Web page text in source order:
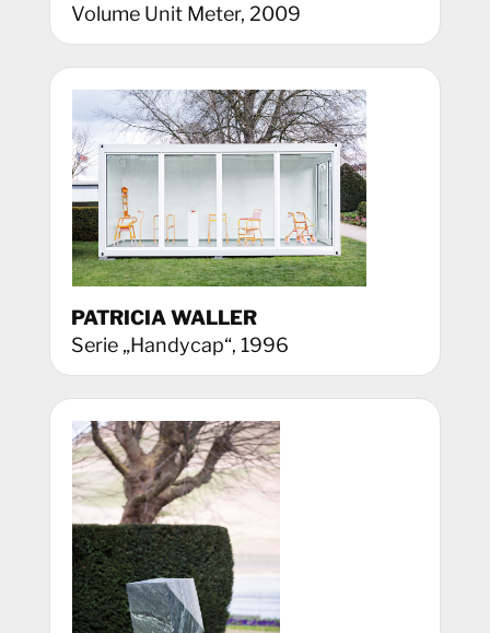
Volume Unit Meter, 2009
PATRICIA WALLER
Serie „Handycap“, 1996